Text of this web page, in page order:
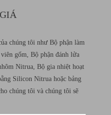
chúng tôi như Bộ phận làm
gốm, Bộ phận đánh lửa
Nitrua, Bộ gia nhiệt hoạt
Silicon Nitrua hoặc bảng
chúng tôi và chúng tôi sẽ